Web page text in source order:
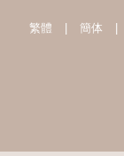
繁體 簡体